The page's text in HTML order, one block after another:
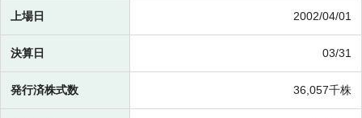
上場日 2002/04/01
決算日 03/31
発行済株式数 36,057千株